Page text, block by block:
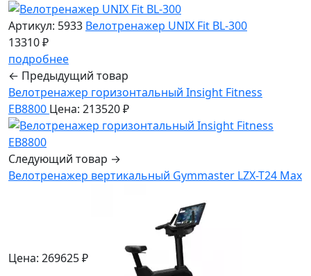
Артикул: 5933 Велотренажер UNIX Fit BL-300
13310 ₽
подробнее
← Предыдущий товар
Велотренажер горизонтальный Insight Fitness
EB8800 Цена: 213520 ₽
Следующий товар →
Велотренажер вертикальный Gymmaster LZX-T24 Max
Цена: 269625 ₽